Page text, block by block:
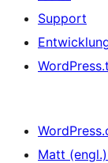
Support
Matt (engl.)